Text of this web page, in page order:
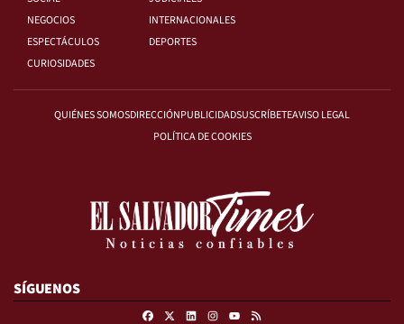
NEGOCIOS
INTERNACIONALES
ESPECTÁCULOS
DEPORTES
CURIOSIDADES
QUIÉNES SOMOSDIRECCIÓNPUBLICIDADSUSCRÍBETEAVISO LEGAL
POLÍTICA DE COOKIES
SÍGUENOS
FacebookLinkedinInstagram